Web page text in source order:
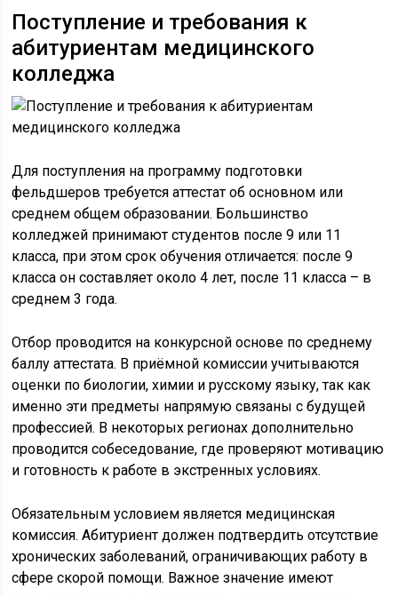
Поступление и требования к
абитуриентам медицинского
колледжа
Для поступления на программу подготовки
фельдшеров требуется аттестат об основном или
среднем общем образовании. Большинство
колледжей принимают студентов после 9 или 11
класса, при этом срок обучения отличается: после 9
класса он составляет около 4 лет, после 11 класса – в
среднем 3 года.
Отбор проводится на конкурсной основе по среднему
баллу аттестата. В приёмной комиссии учитываются
оценки по биологии, химии и русскому языку, так как
именно эти предметы напрямую связаны с будущей
профессией. В некоторых регионах дополнительно
проводится собеседование, где проверяют мотивацию
и готовность к работе в экстренных условиях.
Обязательным условием является медицинская
комиссия. Абитуриент должен подтвердить отсутствие
хронических заболеваний, ограничивающих работу в
сфере скорой помощи. Важное значение имеют